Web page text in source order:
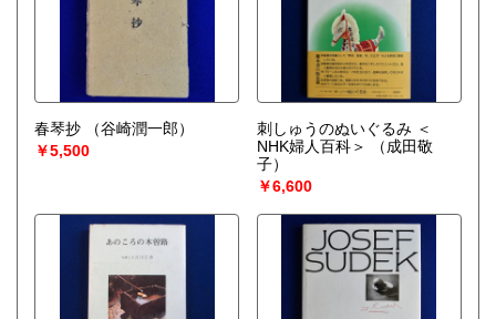
春琴抄
（谷崎潤一郎）
￥5,500
刺しゅうのぬいぐるみ ＜
NHK婦人百科＞
（成田敬
子）
￥6,600